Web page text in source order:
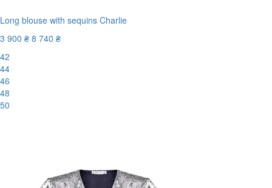
Long blouse with sequins Charlie
3 900 ₴ 8 740 ₴
42
44
46
48
50